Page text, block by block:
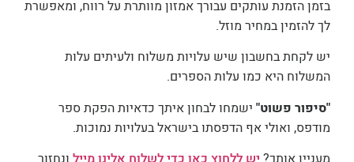
בזמן הזמנת עותקים עבורך אמזון מוותרת על רווח, ומאפשרת
לך להזמין במחיר מוזל.
יש לקחת בחשבון שיש עלויות משלוח ולעיתים עלות
המשלוח היא כמו עלות הספרים.
"סיפור פשוט"ישמחו לבחון איתך כדאיות הפקת ספר
מודפס, ואולי אף הדפסתו בישראל בעלויות נמוכות.